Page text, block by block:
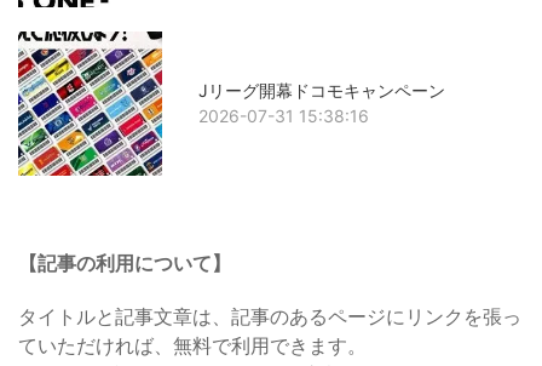
Jリーグ開幕ドコモキャンペーン
2026-07-31 15:38:16
【記事の利用について】
タイトルと記事文章は、記事のあるページにリンクを張っ
ていただければ、無料で利用できます。